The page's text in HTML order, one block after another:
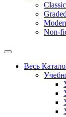
Non-
Весь